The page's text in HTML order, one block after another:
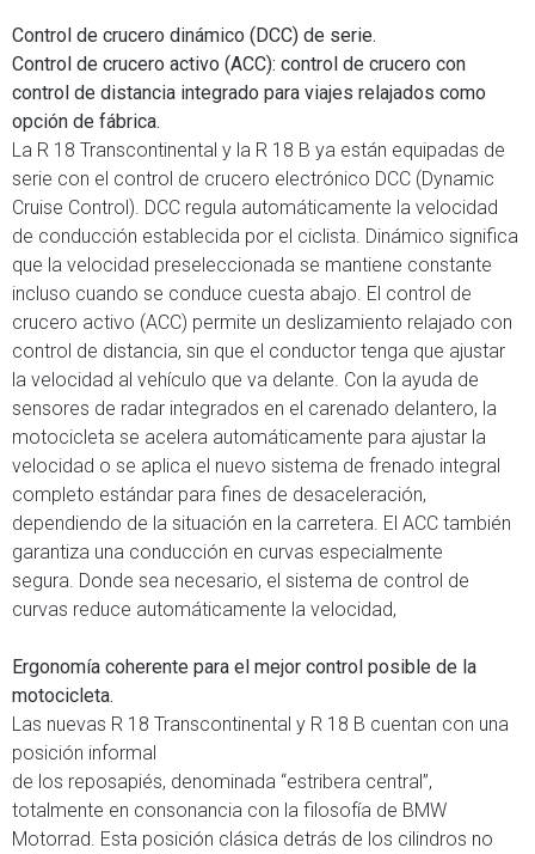
Control de crucero dinámico (DCC) de serie.
Control de crucero activo (ACC): control de crucero con
control de distancia integrado para viajes relajados como
opción de fábrica.
La R 18 Transcontinental y la R 18 B ya están equipadas de
serie con el control de crucero electrónico DCC (Dynamic
Cruise Control). DCC regula automáticamente la velocidad
de conducción establecida por el ciclista. Dinámico significa
que la velocidad preseleccionada se mantiene constante
incluso cuando se conduce cuesta abajo. El control de
crucero activo (ACC) permite un deslizamiento relajado con
control de distancia, sin que el conductor tenga que ajustar
la velocidad al vehículo que va delante. Con la ayuda de
sensores de radar integrados en el carenado delantero, la
motocicleta se acelera automáticamente para ajustar la
velocidad o se aplica el nuevo sistema de frenado integral
completo estándar para fines de desaceleración,
dependiendo de la situación en la carretera. El ACC también
garantiza una conducción en curvas especialmente
segura. Donde sea necesario, el sistema de control de
curvas reduce automáticamente la velocidad,
Ergonomía coherente para el mejor control posible de la
motocicleta.
Las nuevas R 18 Transcontinental y R 18 B cuentan con una
posición informal
de los reposapiés, denominada “estribera central”,
totalmente en consonancia con la filosofía de BMW
Motorrad. Esta posición clásica detrás de los cilindros no